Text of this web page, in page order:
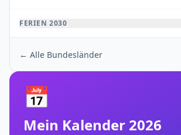
FERIEN 2030
← Alle Bundesländer
📅
Mein Kalender 2026